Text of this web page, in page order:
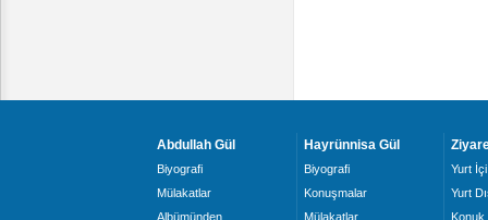
Abdullah Gül
Biyografi
Mülakatlar
Albümünden
Hayrünnisa Gül
Biyografi
Konuşmalar
Mülakatlar
Yurt İçi
Yurt
Konuk